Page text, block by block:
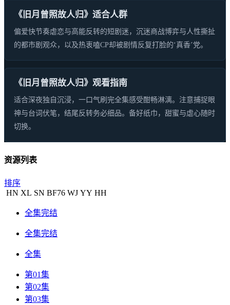
《旧月曾照故人归》适合人群
偏爱快节奏虐恋与高能反转的短剧迷，沉迷商战博弈与人性撕扯
的都市剧观众，以及热衷嗑CP却被剧情反复打脸的‘真香’党。
《旧月曾照故人归》观看指南
适合深夜独自沉浸，一口气刷完全集感受酣畅淋漓。注意捕捉眼
神与台词伏笔，结尾反转务必细品。备好纸巾，甜蜜与虐心随时
切换。
资源列表
排序
HN XL SN BF76 WJ YY HH
全集完结
全集完结
全集
第01集
第02集
第03集